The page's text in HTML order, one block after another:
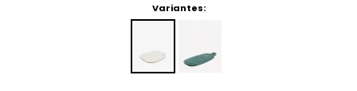
Variantes: